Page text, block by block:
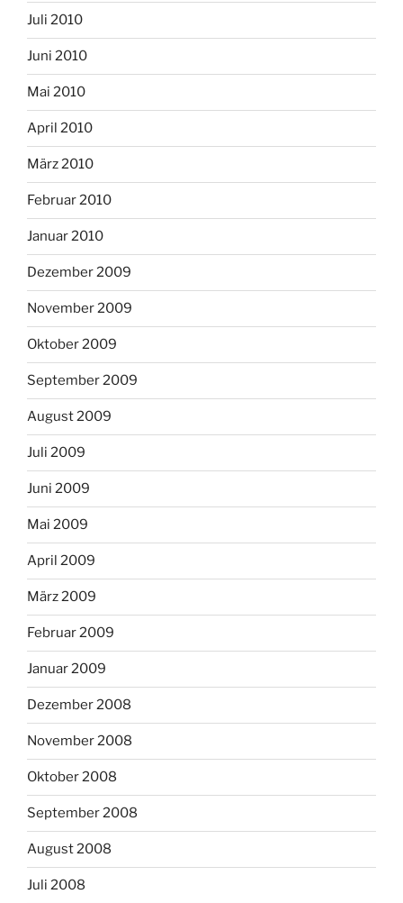
Juli 2010
Juni 2010
Mai 2010
April 2010
März 2010
Februar 2010
Januar 2010
Dezember 2009
November 2009
Oktober 2009
September 2009
August 2009
Juli 2009
Juni 2009
Mai 2009
April 2009
März 2009
Februar 2009
Januar 2009
Dezember 2008
November 2008
Oktober 2008
September 2008
August 2008
Juli 2008